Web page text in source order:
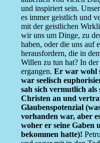
und inspiriert sein.
es immer geistlich und
mit der geistlichen
wir uns um Dinge, zu
haben, oder die uns auf
herausfordern, die in
Willen zu tun hat? In der
ergangen. Er war wohl
war seelisch
sah sich vermutlich als
Christen an und
Glaubenspotenzial
vorhanden war, aber
woher er seine Gaben
bekommen hatte)!